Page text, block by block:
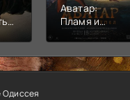
Аватар:
Пламя и
пепел
Одиссея